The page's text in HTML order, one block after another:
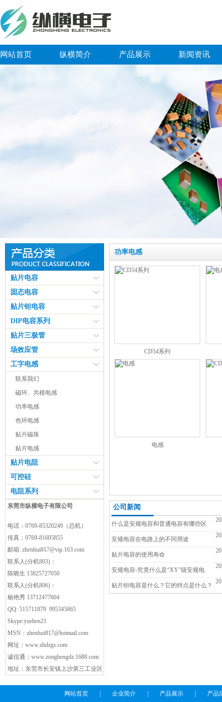
网站首页 纵横简介 产品展示 新闻资讯
贴片电容
固态电容
贴片钽电容
DIP电容系列
贴片三极管
场效应管
工字电感
联系我们
磁环、共模电感
功率电感
色环电感
贴片磁珠
贴片电感
贴片电阻
可控硅
电阻系列
东莞市纵横电子有限公司
电话：0769-85320249（总机）
传真：0769-81605855
邮箱: zhenhui817@vip.163.com
联系人(分机803)：
陈晓生 13825727050
联系人(分机806)：
杨艳秀 13712477604
QQ: 515711879 995345865
Skype:yuehen21
MSN： zhenhui817@hotmail.com
网址： www.zhdzgs.com
诚信通： www.zonghengdz.1688.com
地址：东莞市长安镇上沙第三工业区
功率电感
CD54系列
电感
公司新闻
什么是安规电容和普通电容有哪些区
别？
安规电容在电路上的不同用途
贴片电容的使用寿命
安规电容-究竟什么是“XY”级安规电
容？
贴片钽电容是什么？它的特点是什么？
网站首页 企业简介 产品展示 产品